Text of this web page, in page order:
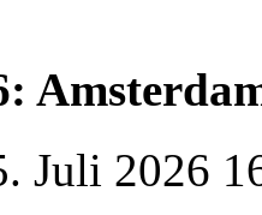
Juli 2026